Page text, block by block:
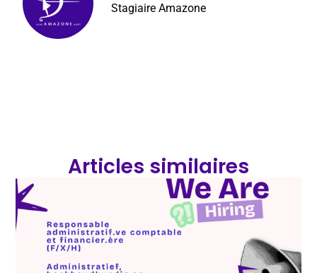
Stagiaire Amazone
Articles similaires